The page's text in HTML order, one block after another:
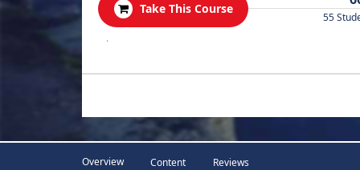
Take This Course
55
.
Overview Content Reviews